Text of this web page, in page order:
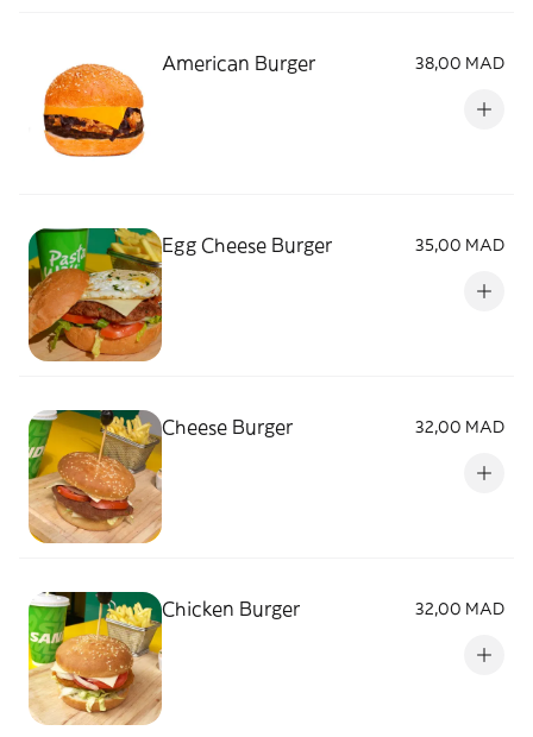
American Burger 38,00 MAD
Egg Cheese Burger 35,00 MAD
Cheese Burger 32,00 MAD
Chicken Burger 32,00 MAD